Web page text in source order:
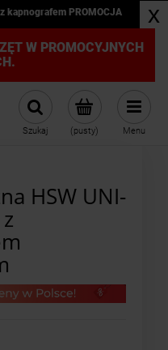
kapnografem PROMOCJA x
W PROMOCYJNYCH
(pusty)
Szukaj Menu
HSW UNI-